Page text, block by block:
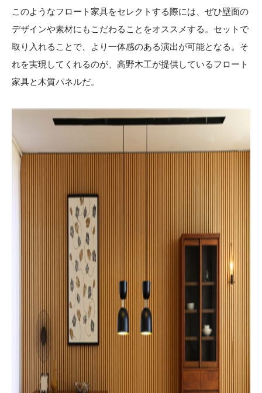
このようなフロート家具をセレクトする際には、ぜひ壁面の
デザインや素材にもこだわることをオススメする。セットで
取り入れることで、より一体感のある演出が可能となる。そ
れを実現してくれるのが、高野木工が提供しているフロート
家具と木質パネルだ。